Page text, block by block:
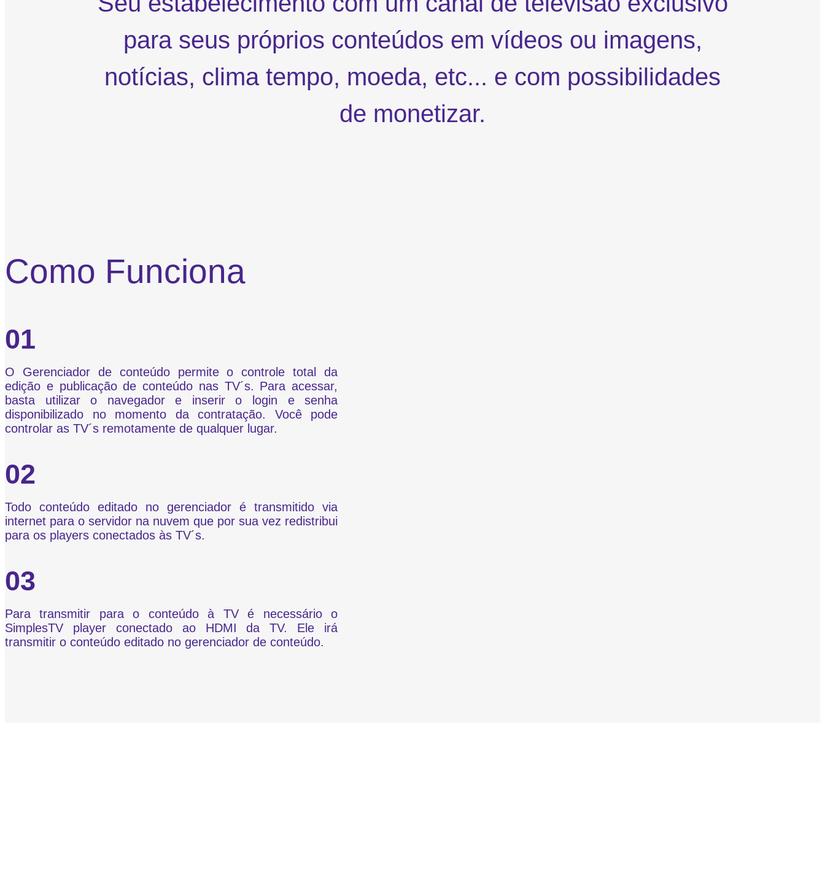
para seus próprios conteúdos em vídeos ou imagens,
notícias, clima tempo, moeda, etc... e com possibilidades
de monetizar.
Como Funciona
01
O Gerenciador de conteúdo permite o controle total da
edição e publicação de conteúdo nas TV´s. Para acessar,
basta utilizar o navegador e inserir o login e senha
disponibilizado no momento da contratação. Você pode
controlar as TV´s remotamente de qualquer lugar.
02
Todo conteúdo editado no gerenciador é transmitido via
internet para o servidor na nuvem que por sua vez redistribui
para os players conectados às TV´s.
03
Para transmitir para o conteúdo à TV é necessário o
SimplesTV player conectado ao HDMI da TV. Ele irá
transmitir o conteúdo editado no gerenciador de conteúdo.